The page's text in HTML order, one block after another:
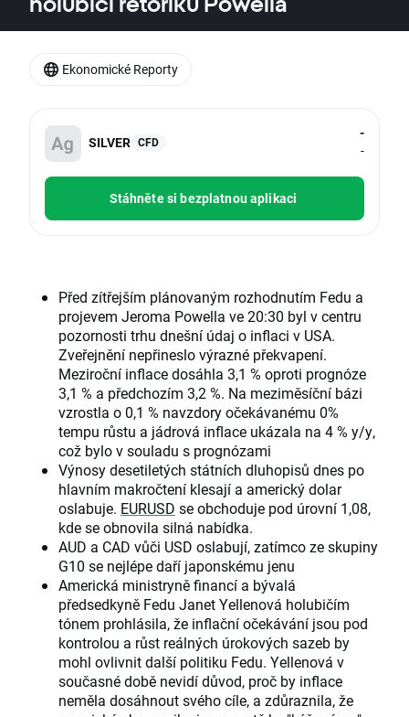
SILVER CFD
-
-
Stáhněte si bezplatnou aplikaci
Před zítřejším plánovaným rozhodnutím Fedu a
projevem Jeroma Powella ve 20:30 byl v centru
pozornosti trhu dnešní údaj o inflaci v USA.
Zveřejnění nepřineslo výrazné překvapení.
Meziroční inflace dosáhla 3,1 % oproti prognóze
3,1 % a předchozím 3,2 %. Na meziměsíční bázi
vzrostla o 0,1 % navzdory očekávanému 0%
tempu růstu a jádrová inflace ukázala na 4 % y/y,
což bylo v souladu s prognózami
Výnosy desetiletých státních dluhopisů dnes po
hlavním makročtení klesají a americký dolar
oslabuje. EURUSD se obchoduje pod úrovní 1,08,
kde se obnovila silná nabídka.
AUD a CAD vůči USD oslabují, zatímco ze skupiny
G10 se nejlépe daří japonskému jenu
Americká ministryně financí a bývalá
předsedkyně Fedu Janet Yellenová holubičím
tónem prohlásila, že inflační očekávání jsou pod
kontrolou a růst reálných úrokových sazeb by
mohl ovlivnit další politiku Fedu. Yellenová v
současné době nevidí důvod, proč by inflace
neměla dosáhnout svého cíle, a zdůraznila, že
Ekonomické Reporty